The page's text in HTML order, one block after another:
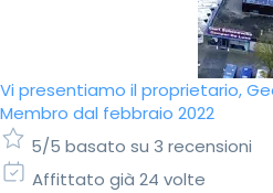
Vi presentiamo il proprietario,
Membro dal febbraio 2022
5/5 basato su 3 recensioni
Affittato già 24 volte